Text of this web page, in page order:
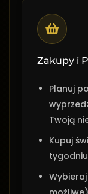
Zakupy i
Planuj
Twoją
Kupuj
tygodniu